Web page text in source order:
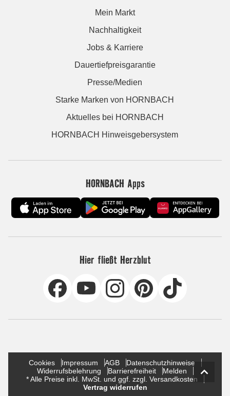
Mein Markt
Nachhaltigkeit
Jobs & Karriere
Dauertiefpreisgarantie
Presse/Medien
Starke Marken von HORNBACH
Aktuelles bei HORNBACH
HORNBACH Hinweisgebersystem
HORNBACH Apps
Hier fließt Herzblut
Cookies Impressum AGB
Datenschutzhinweise
Widerrufsbelehrung
Barrierefreiheit
Melden
* Alle Preise inkl. MwSt. und ggf. zzgl. Versandkosten
Vertrag widerrufen